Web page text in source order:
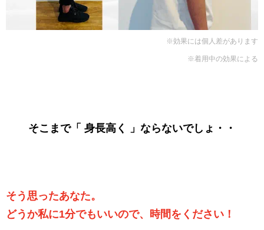
※効果には個人差があります
※着用中の効果による
そこまで「 身長高く 」ならないでしょ・・
そう思ったあなた。
どうか私に1分でもいいので、時間をください！